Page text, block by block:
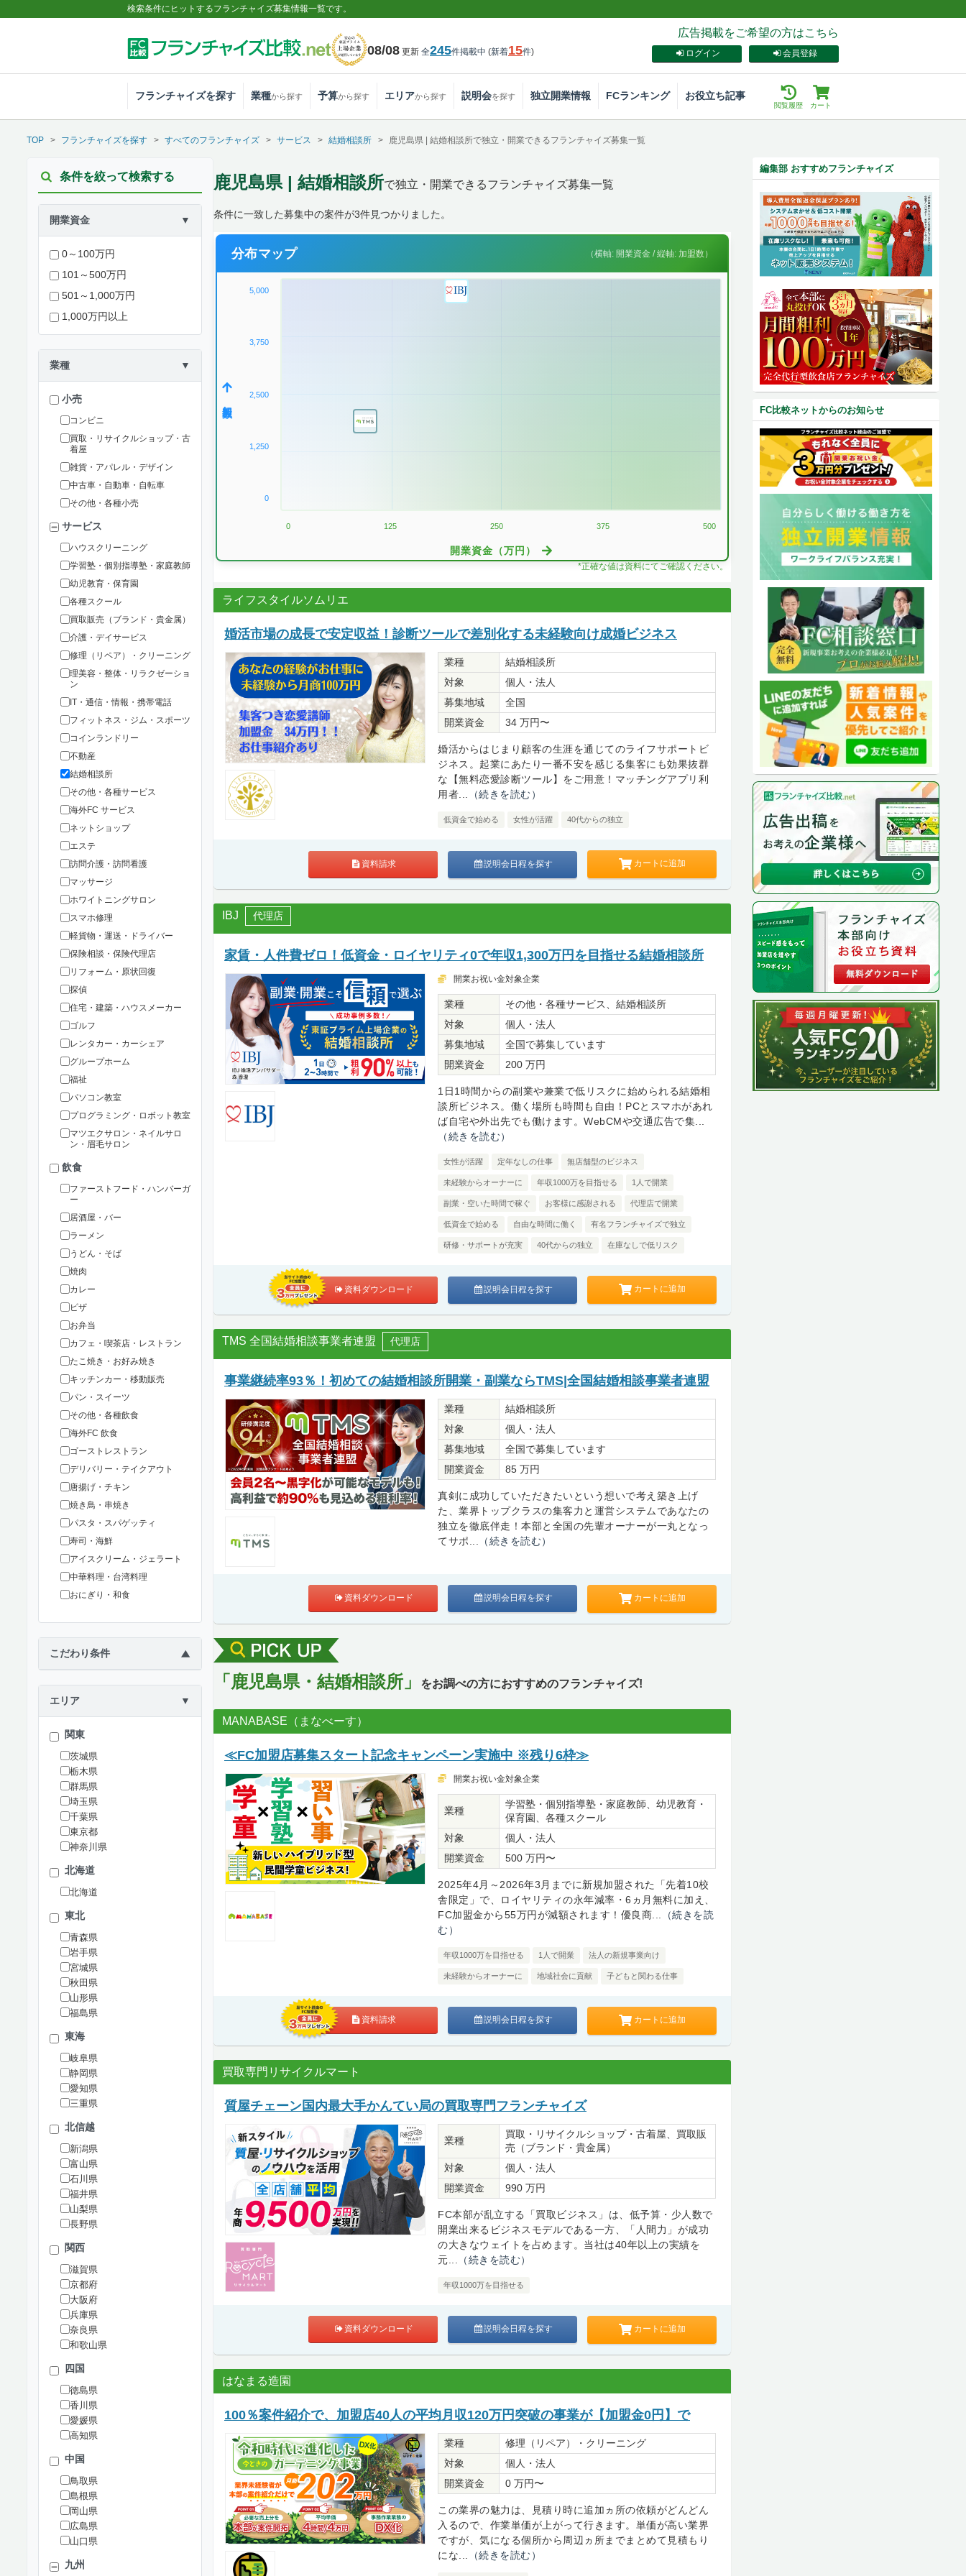
検索条件にヒットするフランチャイズ募集情報一覧です。
08/08 更新 全245件掲載中 (新着15件)
広告掲載をご希望の方はこちら
会員登録
ログイン
フランチャイズを探す 業種から探す 予算から探す エリアから探す 説明会を探す 独立開業情報 FCランキング お役立ち記事
カート
閲覧履歴
TOP フランチャイズを探す すべてのフランチャイズ サービス 結婚相談所 鹿児島県 | 結婚相談所で独立・開業できるフランチャイズ募集一覧
条件を絞って検索する
開業資金 ▼
0～100万円
101～500万円
501～1,000万円
1,000万円以上
業種 ▼
小売
コンビニ
買取・リサイクルショップ・古
着屋
雑貨・アパレル・デザイン
中古車・自動車・自転車
その他・各種小売
サービス
ハウスクリーニング
学習塾・個別指導塾・家庭教師
幼児教育・保育園
各種スクール
買取販売（ブランド・貴金属）
介護・デイサービス
修理（リペア）・クリーニング
理美容・整体・リラクゼーショ
ン
IT・通信・情報・携帯電話
フィットネス・ジム・スポーツ
コインランドリー
不動産
結婚相談所
その他・各種サービス
海外FC サービス
ネットショップ
エステ
訪問介護・訪問看護
マッサージ
ホワイトニングサロン
スマホ修理
軽貨物・運送・ドライバー
保険相談・保険代理店
リフォーム・原状回復
探偵
住宅・建築・ハウスメーカー
ゴルフ
レンタカー・カーシェア
グループホーム
福祉
パソコン教室
プログラミング・ロボット教室
マツエクサロン・ネイルサロ
ン・眉毛サロン
飲食
ファーストフード・ハンバーガ
ー
居酒屋・バー
ラーメン
うどん・そば
焼肉
カレー
ピザ
お弁当
カフェ・喫茶店・レストラン
たこ焼き・お好み焼き
キッチンカー・移動販売
パン・スイーツ
その他・各種飲食
海外FC 飲食
ゴーストレストラン
デリバリー・テイクアウト
唐揚げ・チキン
焼き鳥・串焼き
パスタ・スパゲッティ
寿司・海鮮
アイスクリーム・ジェラート
中華料理・台湾料理
おにぎり・和食
こだわり条件 ▶
エリア ▼
関東
茨城県
栃木県
群馬県
埼玉県
千葉県
東京都
神奈川県
北海道
北海道
東北
青森県
岩手県
宮城県
秋田県
山形県
福島県
東海
岐阜県
静岡県
愛知県
三重県
北信越
新潟県
富山県
石川県
福井県
山梨県
長野県
関西
滋賀県
京都府
大阪府
兵庫県
奈良県
和歌山県
四国
徳島県
香川県
愛媛県
高知県
中国
鳥取県
島根県
岡山県
広島県
山口県
九州
鹿児島県 | 結婚相談所で独立・開業できるフランチャイズ募集一覧
条件に一致した募集中の案件が3件見つかりました。
分布マップ （横軸: 開業資金 / 縦軸: 加盟数）
5,000
3,750
2,500
1,250
0
0 125 250 375 500
開業資金（万円）
*正確な値は資料にてご確認ください。
ライフスタイルソムリエ
婚活市場の成長で安定収益！診断ツールで差別化する未経験向け成婚ビジネス
業種
結婚相談所
対象
個人・法人
募集地域
全国
開業資金
34 万円〜
婚活からはじまり顧客の生涯を通じてのライフサポートビ
ジネス。起業にあたり一番不安を感じる集客にも効果抜群
な【無料恋愛診断ツール】をご用意！マッチングアプリ利
用者...
（続きを読む）
低資金で始める 女性が活躍 40代からの独立
資料請求 説明会日程を探す カートに追加
IBJ 代理店
家賃・人件費ゼロ！低資金・ロイヤリティ0で年収1,300万円を目指せる結婚相談所
開業お祝い金対象企業
業種
その他・各種サービス、結婚相談所
対象
個人・法人
募集地域
全国で募集しています
開業資金
200 万円
1日1時間からの副業や兼業で低リスクに始められる結婚相
談所ビジネス。働く場所も時間も自由！PCとスマホがあれ
ば自宅や外出先でも働けます。WebCMや交通広告で集...
（続きを読む）
女性が活躍 定年なしの仕事 無店舗型のビジネス
未経験からオーナーに 年収1000万を目指せる 1人で開業
副業・空いた時間で稼ぐ お客様に感謝される 代理店で開業
低資金で始める 自由な時間に働く 有名フランチャイズで独立
研修・サポートが充実 40代からの独立 在庫なしで低リスク
資料ダウンロード 説明会日程を探す カートに追加
TMS 全国結婚相談事業者連盟 代理店
事業継続率93％！初めての結婚相談所開業・副業ならTMS|全国結婚相談事業者連盟
業種
結婚相談所
対象
個人・法人
募集地域
全国で募集しています
開業資金
85 万円
真剣に成功していただきたいという想いで考え築き上げ
た、業界トップクラスの集客力と運営システムであなたの
独立を徹底伴走！本部と全国の先輩オーナーが一丸となっ
てサポ...
（続きを読む）
資料ダウンロード 説明会日程を探す カートに追加
「鹿児島県・結婚相談所」 をお調べの方におすすめのフランチャイズ!
MANABASE（まなべーす）
≪FC加盟店募集スタート記念キャンペーン実施中 ※残り6枠≫
開業お祝い金対象企業
業種
学習塾・個別指導塾・家庭教師、幼児教育・
保育園、各種スクール
対象
個人・法人
開業資金
500 万円〜
2025年4月～2026年3月までに新規加盟された「先着10校
舎限定」で、ロイヤリティの永年減率・6ヵ月無料に加え、
FC加盟金から55万円が減額されます！優良商...
（続きを読
む）
年収1000万を目指せる 1人で開業 法人の新規事業向け
未経験からオーナーに 地域社会に貢献 子どもと関わる仕事
資料請求 説明会日程を探す カートに追加
買取専門リサイクルマート
質屋チェーン国内最大手かんてい局の買取専門フランチャイズ
業種
買取・リサイクルショップ・古着屋、買取販
売（ブランド・貴金属）
対象
個人・法人
開業資金
990 万円
FC本部が乱立する「買取ビジネス」は、低予算・少人数で
開業出来るビジネスモデルである一方、「人間力」が成功
の大きなウェイトを占めます。当社は40年以上の実績を
元...
（続きを読む）
年収1000万を目指せる
資料ダウンロード 説明会日程を探す カートに追加
はなまる造園
100％案件紹介で、加盟店40人の平均月収120万円突破の事業が【加盟金0円】で
業種
修理（リペア）・クリーニング
対象
個人・法人
開業資金
0 万円〜
この業界の魅力は、見積り時に追加ヵ所の依頼がどんどん
入るので、作業単価が上がって行きます。単価が高い業界
ですが、気になる個所から周辺ヵ所までまとめて見積もり
にな...
（続きを読む）
編集部 おすすめフランチャイズ
FC比較ネットからのお知らせ